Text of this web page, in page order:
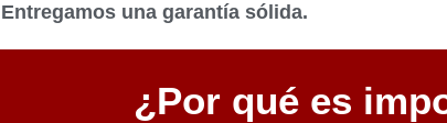
Entregamos una garantía sólida.
¿Por qué es